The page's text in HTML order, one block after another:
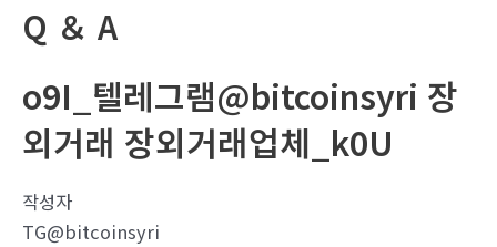
Q ＆ A
o9I_텔레그램@bitcoinsyri 장
외거래 장외거래업체_k0U
작성자
TG@bitcoinsyri